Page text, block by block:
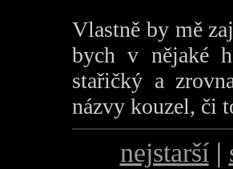
Vlastně by mě
bych v nějaké
stařičký a
názvy kouzel, či
nejstarší|